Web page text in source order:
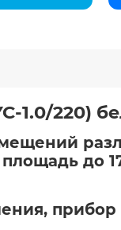
1.0/220)
до
прибор